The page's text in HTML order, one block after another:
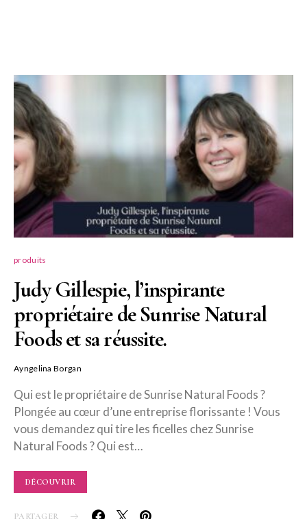
produits
Judy Gillespie, l’inspirante
propriétaire de Sunrise Natural
Foods et sa réussite.
Ayngelina Borgan
Qui est le propriétaire de Sunrise Natural Foods ?
Plongée au cœur d’une entreprise florissante ! Vous
vous demandez qui tire les ficelles chez Sunrise
Natural Foods ? Qui est…
DÉCOUVRIR
PARTAGER